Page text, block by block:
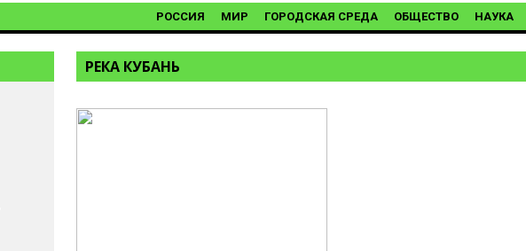
РОССИЯ МИР ГОРОДСКАЯ СРЕДА ОБЩЕСТВО НАУКА
РЕКА КУБАНЬ